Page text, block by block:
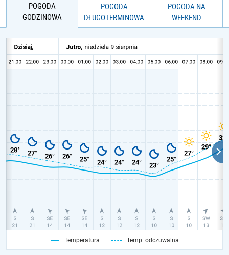
POGODA
GODZINOWA
POGODA
DŁUGOTERMINOWA
POGODA NA
WEEKEND
Temperatura Temp. odczuwalna